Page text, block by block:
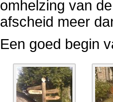
omhelzing van
afscheid meer
Een goed begin